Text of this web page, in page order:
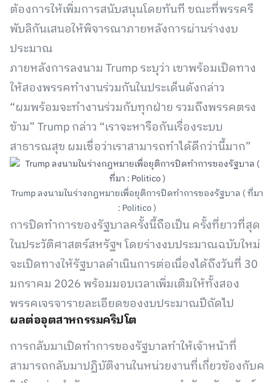
ต้องการให้เพิ่มการสนับสนุนโดยทันที ขณะที่พรรครี
พับลิกันเสนอให้พิจารณาภายหลังการผ่านร่างงบ
ประมาณ
ภายหลังการลงนาม Trump ระบุว่า เขาพร้อมเปิดทาง
ให้สองพรรคทำงานร่วมกันในประเด็นดังกล่าว
“ผมพร้อมจะทำงานร่วมกับทุกฝ่าย รวมถึงพรรคตรง
ข้าม” Trump กล่าว “เราจะหารือกันเรื่องระบบ
สาธารณสุข ผมเชื่อว่าเราสามารถทำได้ดีกว่านี้มาก”
Trump ลงนามในร่างกฎหมายเพื่อยุติการปิดทำการของรัฐบาล ( ที่มา
: Politico )
การปิดทำการของรัฐบาลครั้งนี้ถือเป็น ครั้งที่ยาวที่สุด
ในประวัติศาสตร์สหรัฐฯ โดยร่างงบประมาณฉบับใหม่
จะเปิดทางให้รัฐบาลดำเนินการต่อเนื่องได้ถึงวันที่ 30
มกราคม 2026 พร้อมมอบเวลาเพิ่มเติมให้ทั้งสอง
พรรคเจรจารายละเอียดของงบประมาณปีถัดไป
ผลต่ออุตสาหกรรมคริปโต
การกลับมาเปิดทำการของรัฐบาลทำให้เจ้าหน้าที่
สามารถกลับมาปฏิบัติงานในหน่วยงานที่เกี่ยวข้องกับค